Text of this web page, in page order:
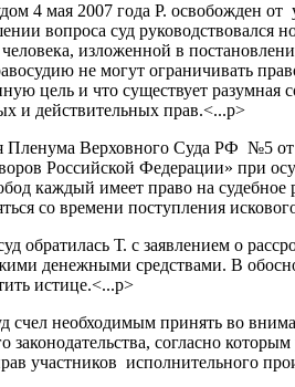
4 мая 2007 года Р. освобожден
вопроса суд руководствовался
изложенной в
не могут ограничивать
цель и что существует
и действительных прав.<...p>
Пленума Верховного Суда РФ №5
Российской Федерации» при
каждый имеет право на судебное
со времени поступления
обратилась Т. с заявлением о
денежными средствами. В
истице.<...p>
счел необходимым принять во
законодательства, согласно
участников исполнительного